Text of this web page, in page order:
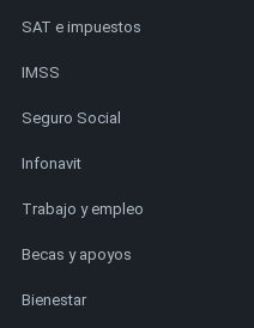
SAT e impuestos
IMSS
Seguro Social
Infonavit
Trabajo y empleo
Becas y apoyos
Bienestar